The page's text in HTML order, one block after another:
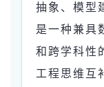
抽象、模型
是一种兼具
和跨学科性
工程思维互